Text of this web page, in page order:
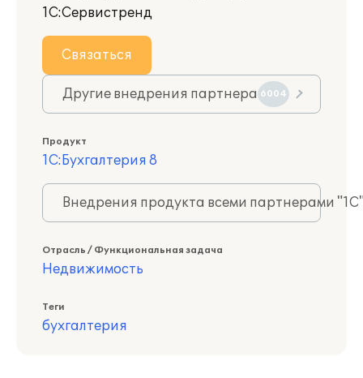
1С:Сервистренд
Связаться
Другие внедрения партнера 6004
Продукт
1С:Бухгалтерия 8
Внедрения продукта всеми партнерами
Отрасль / Функциональная задача
Недвижимость
Теги
бухгалтерия